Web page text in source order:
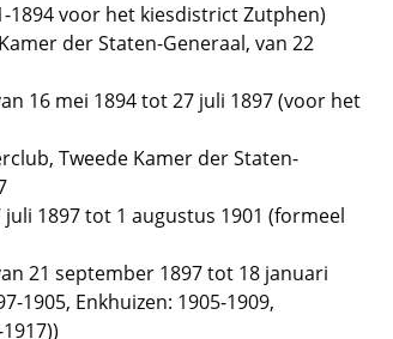
1894 voor het kiesdistrict Zutphen)
der Staten-Generaal, van 22
16 mei 1894 tot 27 juli 1897 (voor het
Tweede Kamer der Staten-
1897 tot 1 augustus 1901 (formeel
21 september 1897 tot 18 januari
1905, Enkhuizen: 1905-1909,